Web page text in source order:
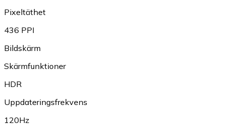
Pixeltäthet
436 PPI
Bildskärm
Skärmfunktioner
HDR
Uppdateringsfrekvens
120Hz